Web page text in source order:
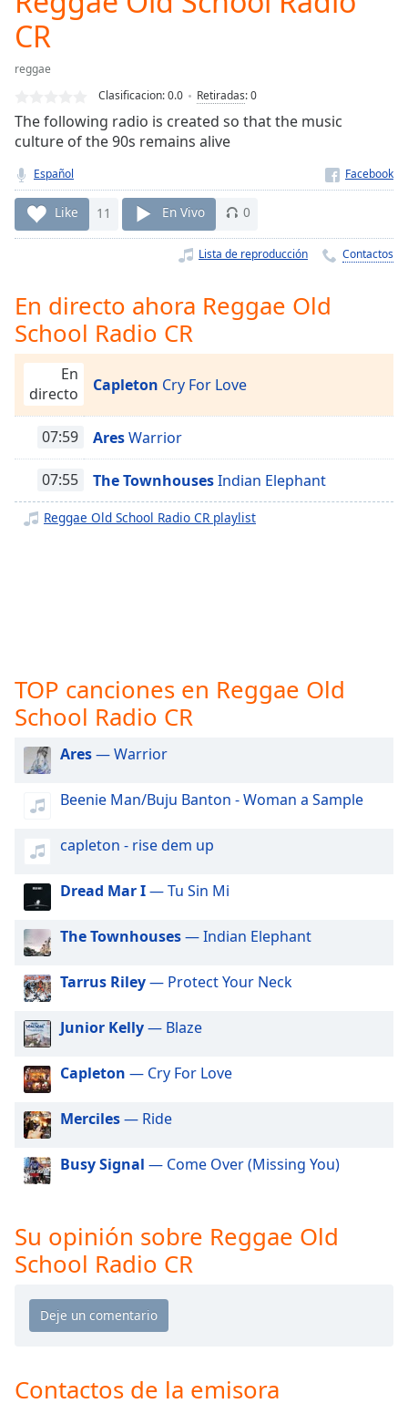
Duration -:-
Loaded
0.00%
Seek to
live,
behind
live LIVE
Remaining
Time-
Playback
Rate
Chapters
Chapters
descriptions
off,
selected
subtitles
off
selected
Audio
Track
Picture-
Fullscreen
This
modal
window.
Beginning
dialog
window.
Escape
cancel
and
close
Text
Color
Opacity
Background
CR
reggae
Clasificacion:0.0 Retiradas:0
The following radio is created so that the music
culture of the 90s remains alive
Español
Like 11 En Vivo 0
Lista de reproducción Contactos
En directo ahora Reggae Old
School Radio CR
En
directo
Capleton Cry For Love
07:59 AresWarrior
07:55 The TownhousesIndian Elephant
Reggae Old School Radio CR playlist
TOP canciones en Reggae Old
School Radio CR
Ares— Warrior
Beenie Man/Buju Banton - Woman a Sample
capleton - rise dem up
Dread Mar I— Tu Sin Mi
The Townhouses— Indian Elephant
Tarrus Riley— Protect Your Neck
Junior Kelly— Blaze
Capleton — Cry For Love
Merciles— Ride
Busy Signal — Come Over (Missing You)
Su opinión sobre Reggae Old
School Radio CR
Contactos de la emisora